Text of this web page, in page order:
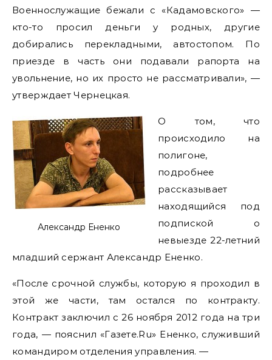
Военнослужащие бежали с «Кадамовского» —
кто-то просил деньги у родных, другие
добирались перекладными, автостопом. По
приезде в часть они подавали рапорта на
увольнение, но их просто не рассматривали», —
утверждает Чернецкая.
Александр Ененко
О том, что
происходило на
полигоне,
подробнее
рассказывает
находящийся под
подпиской о
невыезде 22-летний
младший сержант Александр Ененко.
«После срочной службы, которую я проходил в
этой же части, там остался по контракту.
Контракт заключил с 26 ноября 2012 года на три
года, — пояснил «Газете.Ru» Ененко, служивший
командиром отделения управления. —